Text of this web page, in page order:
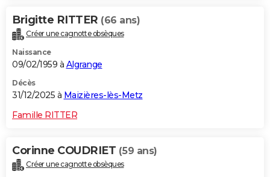
Brigitte RITTER (66 ans)
Créer une cagnotte obsèques
Naissance
09/02/1959 à Algrange
Décès
31/12/2025 à Maizières-lès-Metz
Famille RITTER
Corinne COUDRIET (59 ans)
Créer une cagnotte obsèques